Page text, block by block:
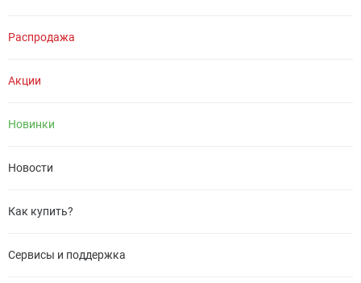
Распродажа
Акции
Новинки
Новости
Как купить?
Сервисы и поддержка